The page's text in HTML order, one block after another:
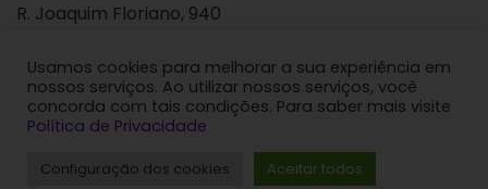
R. Joaquim Floriano, 940
São Paulo - SP
CEP: 04534-004
Levante Ideias de Investimentos © 2024. Todos os
Usamos cookies para melhorar a sua experiência em
nossos serviços. Ao utilizar nossos serviços, você
concorda com tais condições. Para saber mais visite
Política de Privacidade
Configuração dos cookies Aceitar todos